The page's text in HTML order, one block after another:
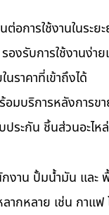
การใช้งานในระยะ
งรับการใช้งานง่า
ราคาที่เข้าถึงได้
มบริการหลังการข
ระกัน ชิ้นส่วนอะไห
กงาน ปั้มน้ำมัน และ
ากหลาย เช่น กาแฟ